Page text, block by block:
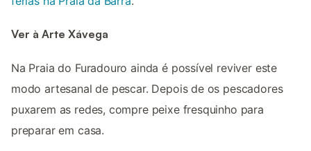
Ver à Arte Xávega
Na Praia do Furadouro ainda é possível reviver este
modo artesanal de pescar. Depois de os pescadores
puxarem as redes, compre peixe fresquinho para
preparar em casa.